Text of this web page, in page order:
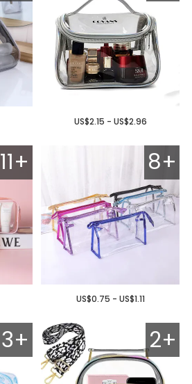
US$2.15 - US$2.96
11+ 8+
US$0.75 - US$1.11
3+ 2+